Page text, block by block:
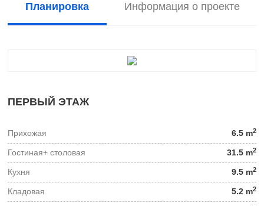
Планировка Информация о проекте
ПЕРВЫЙ ЭТАЖ
Прихожая 6.5 m2
Гостиная+ столовая 31.5 m2
Кухня 9.5 m2
Кладовая 5.2 m2